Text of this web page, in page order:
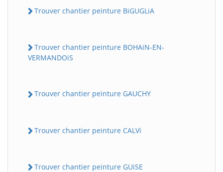
Trouver chantier peinture BiGUGLiA
Trouver chantier peinture BOHAiN-EN-
VERMANDOiS
Trouver chantier peinture GAUCHY
Trouver chantier peinture CALVi
Trouver chantier peinture GUiSE